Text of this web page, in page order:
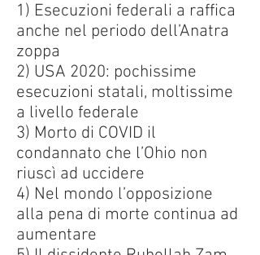
1) Esecuzioni federali a raffica
anche nel periodo dell’Anatra
zoppa
2) USA 2020: pochissime
esecuzioni statali, moltissime
a livello federale
3) Morto di COVID il
condannato che l’Ohio non
riuscì ad uccidere
4) Nel mondo l’opposizione
alla pena di morte continua ad
aumentare